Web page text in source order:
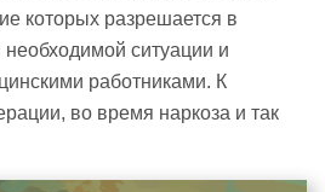
которых разрешается в
ситуации и
работниками. К
во время наркоза и так